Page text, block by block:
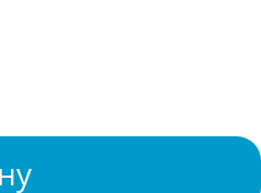
и после 2020 года.
с экономайзером